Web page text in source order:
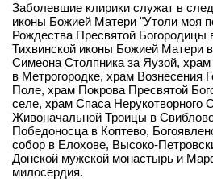
Заболевшие клирики служат в
иконы Божией Матери "Утоли моя
Рождества Пресвятой Богородицы
Тихвинской иконы Божией Матери
Симеона Столпника за Яузой,
в Метрогородке, храм Вознесения
Поле, храм Покрова Пресвятой
селе, храм Спаса Нерукотворного
Живоначальной Троицы в
Победоносца в Коптево,
собор в Елохове, Высоко-
Донской мужской монастырь и
милосердия.